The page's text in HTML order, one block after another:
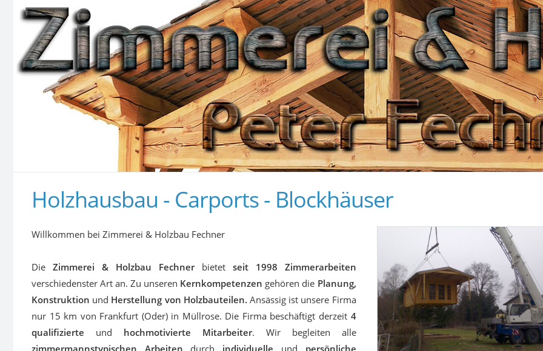
Holzhausbau - Carports - Blockhäuser
Willkommen bei Zimmerei & Holzbau Fechner
Die Zimmerei & Holzbau Fechnerbietet seit 1998 Zimmerarbeiten
verschiedenster Art an. Zu unseren Kernkompetenzen gehören die Planung,
Konstruktion und Herstellung von Holzbauteilen. Ansässig ist unsere Firma
nur 15 km von Frankfurt (Oder) in Müllrose. Die Firma beschäftigt derzeit 4
qualifizierte und hochmotivierte Mitarbeiter. Wir begleiten alle
zimmermannstypischen Arbeiten durch individuelle und persönliche